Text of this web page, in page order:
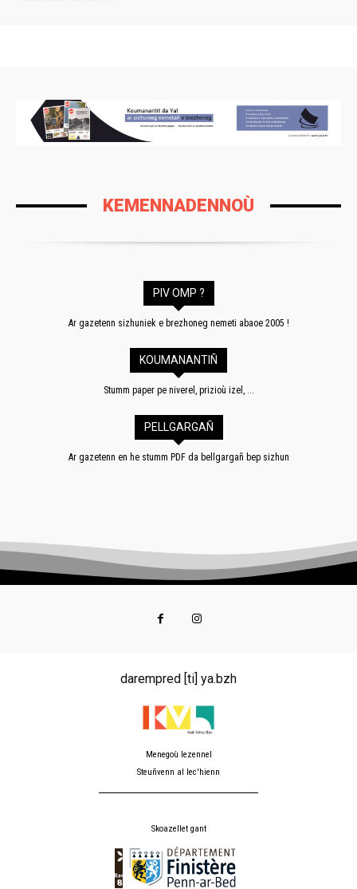
KEMENNADENNOÙ
PIV OMP ?
Ar gazetenn sizhuniek e brezhoneg nemeti abaoe 2005 !
KOUMANANTIÑ
Stumm paper pe niverel, prizioù izel, ...
PELLGARGAÑ
Ar gazetenn en he stumm PDF da bellgargañ bep sizhun
darempred [ti] ya.bzh
Menegoù lezennel
Steuñvenn al lec'hienn
Skoazellet gant